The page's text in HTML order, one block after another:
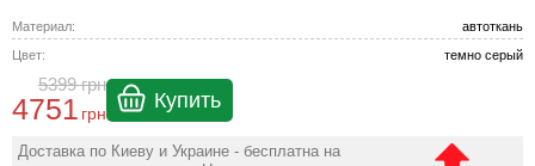
Материал:
автоткань
Цвет:
темно серый
5399грн
4751 грн
Купить
Доставка по Киеву и Украине - бесплатна на